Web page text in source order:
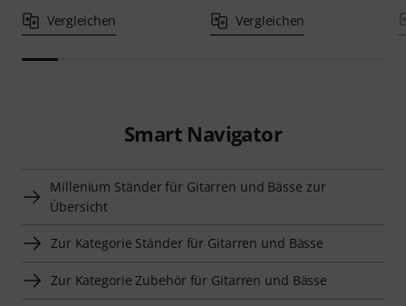
Vergleichen Vergleichen
Smart Navigator
Millenium Ständer für Gitarren und Bässe zur
Übersicht
Zur Kategorie Ständer für Gitarren und Bässe
Zur Kategorie Zubehör für Gitarren und Bässe